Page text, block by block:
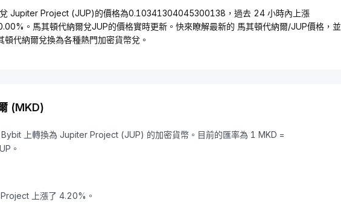
Jupiter Project (JUP)的價格為0.10341304045300138，過去 24 小時內上漲
。馬其頓代納爾兌JUP的價格實時更新。快來瞭解最新的 馬其頓代納爾/JUP價格，並
代納爾兌換為各種熱門加密貨幣兌。
(MKD)
上轉換為 Jupiter Project (JUP) 的加密貨幣。目前的匯率為 1 MKD =
。
上漲了 4.20%。